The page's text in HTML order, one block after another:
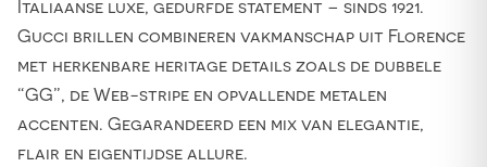
Italiaanse luxe, gedurfde statement – sinds 1921.
Gucci brillen combineren vakmanschap uit Florence
met herkenbare heritage details zoals de dubbele
“GG”, de Web-stripe en opvallende metalen
accenten. Gegarandeerd een mix van elegantie,
flair en eigentijdse allure.